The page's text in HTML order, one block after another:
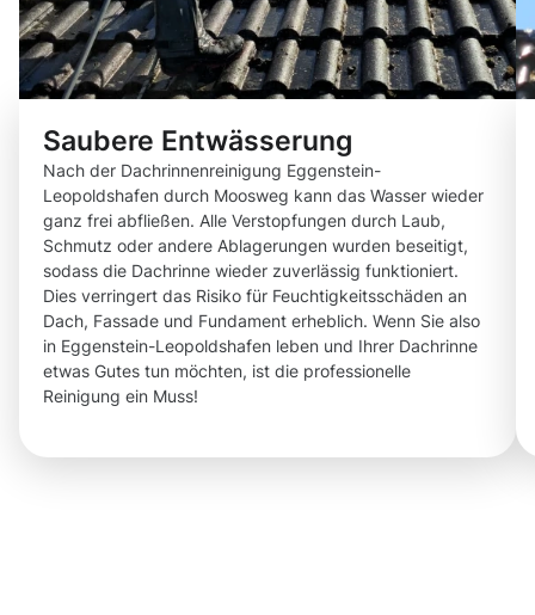
Saubere Entwässerung
Nach der Dachrinnenreinigung Eggenstein-
Leopoldshafen durch Moosweg kann das Wasser wieder
ganz frei abfließen. Alle Verstopfungen durch Laub,
Schmutz oder andere Ablagerungen wurden beseitigt,
sodass die Dachrinne wieder zuverlässig funktioniert.
Dies verringert das Risiko für Feuchtigkeitsschäden an
Dach, Fassade und Fundament erheblich. Wenn Sie also
in Eggenstein-Leopoldshafen leben und Ihrer Dachrinne
etwas Gutes tun möchten, ist die professionelle
Reinigung ein Muss!